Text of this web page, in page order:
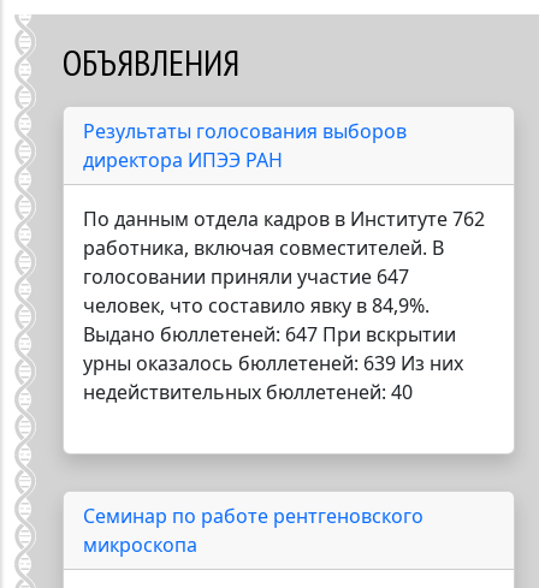
регионе адаптируются достаточно хорошо. «Это дает
надежду, что экосистемы не будут нарушены», -
подчеркнул учёный. «Даже те мощные факторы, которые
влияют на экосистему, не отражаются на ее состоянии
мгновенно. Эти влияния накапливаются. Нам нужно
держать ситуацию под контролем», - добавил Рожнов.
Всего в мире насчитывается порядка 25 тыс. особей
белых медведей. В последние годы российские ученые
проводят изучение популяции животных на Ямале.
Исследования показали, что численность белых медведей
увеличивается на Чукотско-Аляскинской территории.
ОБЪЯВЛЕНИЯ
Результаты голосования выборов
директора ИПЭЭ РАН
По данным отдела кадров в Институте 762
работника, включая совместителей. В
голосовании приняли участие 647
человек, что составило явку в 84,9%.
Выдано бюллетеней: 647 При вскрытии
урны оказалось бюллетеней: 639 Из них
недействительных бюллетеней: 40
Семинар по работе рентгеновского
микроскопа